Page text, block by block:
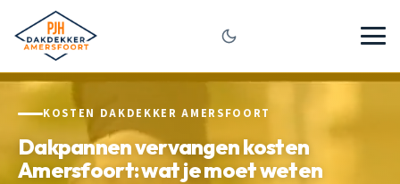
KOSTEN DAKDEKKER AMERSFOORT
Dakpannen vervangen kosten
Amersfoort: wat je moet weten